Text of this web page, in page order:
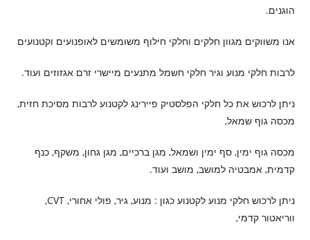
הוגנים.
אנו משווקים מגוון חלקים וחלקי חילוף משומשים לאופנועים וקטנועים
לרבות חלקי מנוע וגיר חלקי חשמל מתנעים מיישרי זרם אגזוזים ועוד.
ניתן לרכוש את כל חלקי הפלסטיק פיירינג לקטנוע לרבות מסיכת חזית,
מכסה גוף שמאל,
מכסה גוף ימין, סף ימין ושמאל, מגן ברכיים, מגן גחון, משקף, כנף
קדמית, אמבטיה למושב, מושב ועוד.
ניתן לרכוש חלקי מנוע לקטנוע כגון : מנוע, גיר, פולי אחורי, CVT,
ווריאטור קדמי,